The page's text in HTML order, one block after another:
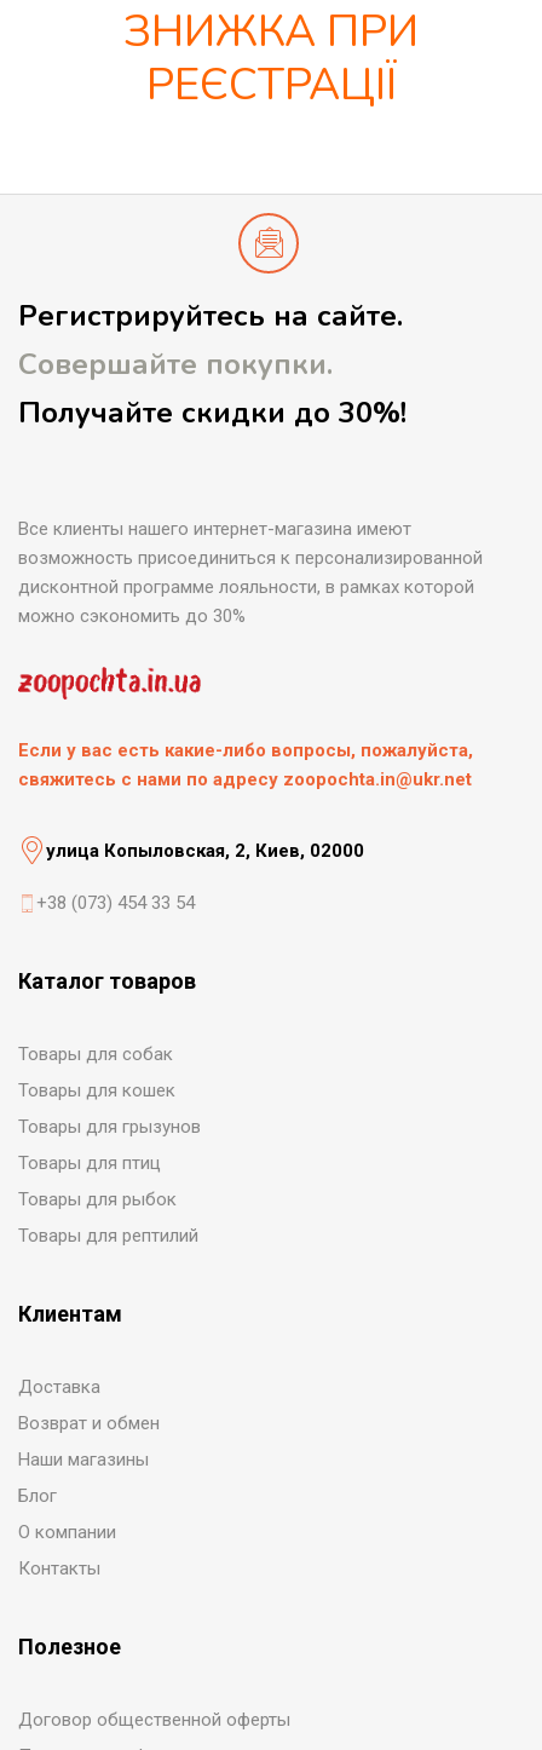
ЗНИЖКА ПРИ
РЕЄСТРАЦІЇ
Регистрируйтесь на сайте.
Совершайте покупки.
Получайте скидки до 30%!
Все клиенты нашего интернет-магазина имеют
возможность присоединиться к персонализированной
дисконтной программе лояльности, в рамках которой
можно сэкономить до 30%
Если у вас есть какие-либо вопросы, пожалуйста,
свяжитесь с нами по адресу zoopochta.in@ukr.net
улица Копыловская, 2, Киев, 02000
+38 (073) 454 33 54
Каталог товаров
Товары для собак
Товары для кошек
Товары для грызунов
Товары для птиц
Товары для рыбок
Товары для рептилий
Клиентам
Доставка
Возврат и обмен
Наши магазины
Блог
О компании
Контакты
Полезное
Договор общественной оферты